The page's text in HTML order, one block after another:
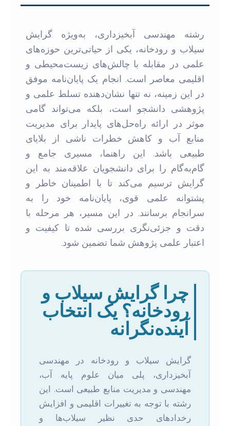
رشته مهندسی آبخیزداری، به‌ویژه گرایش
سیلاب و رودخانه، یکی از حیاتی‌ترین حوزه‌های
علمی در مقابله با چالش‌های زیست‌محیطی و
اقلیمی معاصر است. انجام یک پایان‌نامه موفق
در این زمینه، نه تنها نشان‌دهنده تسلط علمی و
پژوهشی دانشجو است، بلکه می‌تواند گامی
موثر در ارائه راه‌حل‌های پایدار برای مدیریت
منابع آب و کاهش خطرات ناشی از بلایای
طبیعی باشد. این راهنما، مسیری جامع و
گام‌به‌گام را برای دانشجویان علاقه‌مند به این
گرایش ترسیم می‌کند تا با اطمینان خاطر و
پشتوانه علمی قوی، پایان‌نامه خود را به
سرانجام برسانند. در این مسیر، هر مرحله با
دقت و جزئی‌نگری بررسی شده تا کیفیت و
اعتبار علمی پژوهش شما تضمین شود.
چرا گرایش سیلاب و
رودخانه؟ یک انتخاب
آینده‌نگرانه
گرایش سیلاب و رودخانه در مهندسی
آبخیزداری، پلی میان علوم پایه آب،
مهندسی و مدیریت منابع طبیعی است. این
رشته با توجه به تغییرات اقلیمی و افزایش
رخدادهای حدی نظیر سیلاب‌ها و